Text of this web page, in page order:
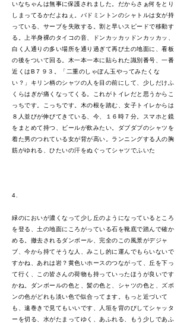
いなちゃんは無事に保護されました。だからさぁ何をとり
しまってるかだよねぇ。バドミントンのシャトルは女が持
っている、サーブを失敗する。割と早いスピードで移動す
る。上半身裸のタイコの音、ドンカッカッドンカッカッ、
白く人通りの多い場所を通り過ぎて再び土の地面に、看板
の後をついて回る。木一本一本に貼られた識別番号、一番
近くはB７９３。「二重のしゃぼん玉やってみたくな
い？」キリン柄のシャツの人を目の前にして、少しだけふ
くらはぎが痛くなってくる。これがトイレだと思うからこ
っちです。こっちです。木の根を踏む、女子トイレからは
８人並びが伸びてきている、今、１６時７分。スマホと鏡
をまとめて持つ、ビールが飲みたい。ダブダブのシャツを
着た男のつれている女が背が高い。ランニングする人の胸
筋がゆれる、ひたいの汗をぬぐってシャツでふいた
4.
緑のにおいが濃くなって少し丘のようになっているところ
を登る、土の地面にころがっている石を靴底で踏んで確か
める。撤去されるダンボール、完全のこの風景がデジャ
ブ、今から持てそうな人、みこし的に運んでもらいないで
すかね、あれは岩？黄色いホースのつながって、丘を下っ
て行く、この皆さんの荷物も持っていったほうが良いです
かね。ダンボールの色と、髪の色と、シャツの色と、ズボ
ンの色がどれも淡い色で似合ってます。もっと近づいて
も、遠巻きで見てもいいです、人垣を背のびしてシャッタ
ーを切る、水がたまってゆく、あふれる、もう少しであふ